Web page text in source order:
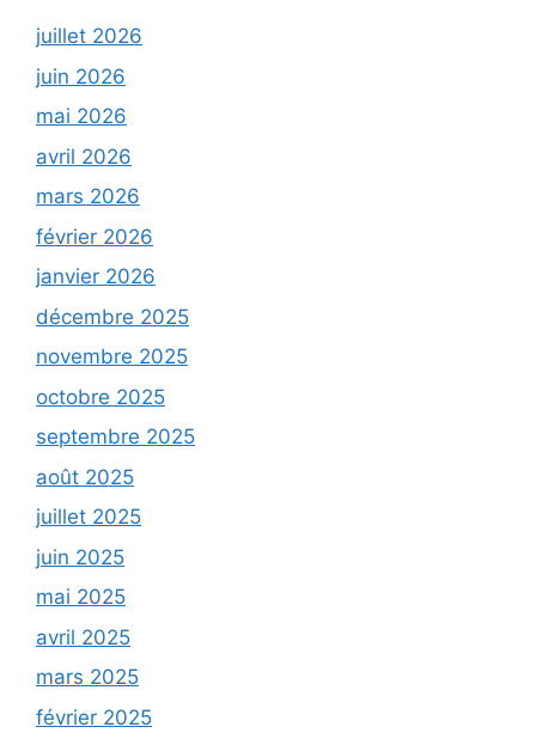
juillet 2026
juin 2026
mai 2026
avril 2026
mars 2026
février 2026
janvier 2026
décembre 2025
novembre 2025
octobre 2025
septembre 2025
août 2025
juillet 2025
juin 2025
mai 2025
avril 2025
mars 2025
février 2025